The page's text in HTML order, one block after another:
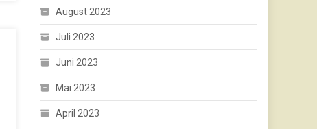
August 2023
Juli 2023
Juni 2023
Mai 2023
April 2023